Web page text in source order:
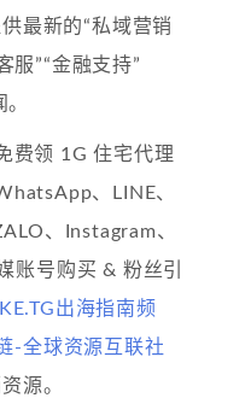
最新的“私域营销
服”“金融支持”
费领 1G 住宅代理
、LINE、
、Instagram、
账号购买 & 粉丝引
出海指南频
-全球资源互联社
源。